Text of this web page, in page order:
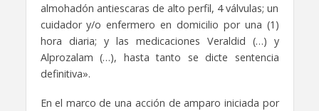
almohadón antiescaras de alto perfil, 4 válvulas; un
cuidador y/o enfermero en domicilio por una (1)
hora diaria; y las medicaciones Veraldid (…) y
Alprozalam (…), hasta tanto se dicte sentencia
definitiva».
En el marco de una acción de amparo iniciada por